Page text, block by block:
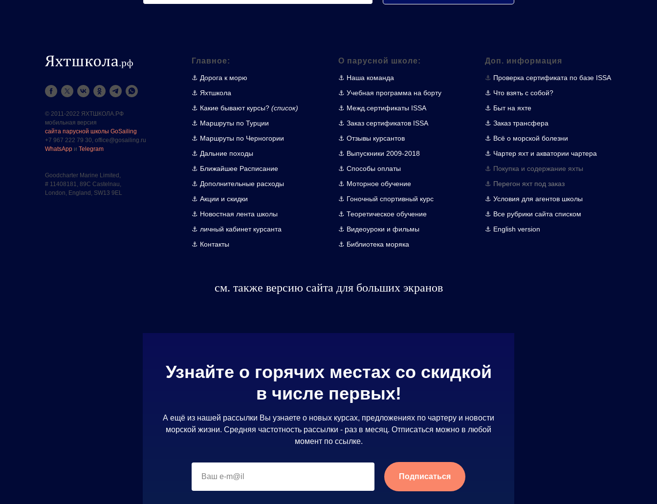
© 2011-2022 ЯХТШКОЛА.РФ
мобильная версия
сайта парусной школы GoSailing
+7 967 222 79 30, office@gosailing.ru
WhatsApp и Telegram
Goodcharter Marine Limited,
# 11408181, 89C Castelnau,
London, England, SW13 9EL
Главное:
⚓ Дорога к морю
⚓ Яхтшкола
⚓ Какие бывают курсы? (список)
⚓ Маршруты по Турции
⚓ Маршруты по Черногории
⚓ Дальние походы
⚓ Ближайшее Расписание
⚓ Дополнительные расходы
⚓ Акции и скидки
⚓ Новостная лента школы
⚓ личный кабинет курсанта
⚓ Контакты
О парусной школе:
⚓ Наша команда
⚓ Учебная программа на борту
⚓ Межд.сертификаты ISSA
⚓ Заказ сертификатов ISSA
⚓ Отзывы курсантов
⚓ Выпускники 2009-2018
⚓ Способы оплаты
⚓ Моторное обучение
⚓ Гоночный спортивный курс
⚓ Теоретическое обучение
⚓ Видеоуроки и фильмы
⚓ Библиотека моряка
Доп. информация
⚓ Проверка сертификата по базе ISSA
⚓ Что взять с собой?
⚓ Быт на яхте
⚓ Заказ трансфера
⚓ Всё о морской болезни
⚓ Чартер яхт и акватории чартера
⚓ Покупка и содержание яхты
⚓ Перегон яхт под заказ
⚓ Условия для агентов школы
⚓ Все рубрики сайта списком
⚓ English version
см. также версию сайта для больших экранов
Узнайте о горячих местах со скидкой
в числе первых!
А ещё из нашей рассылки Вы узнаете о новых курсах, предложениях по чартеру и новости
морской жизни. Средняя частотность рассылки - раз в месяц. Отписаться можно в любой
момент по ссылке.
Подписаться